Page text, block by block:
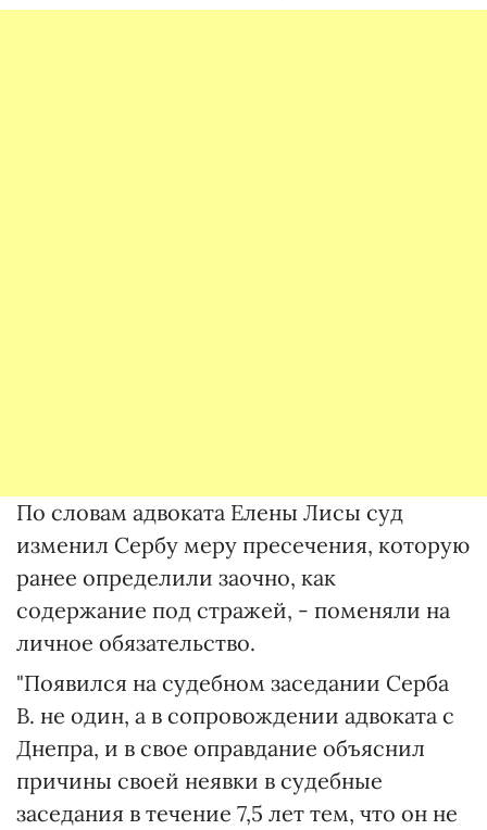
По словам адвоката Елены Лисы суд
изменил Сербу меру пресечения, которую
ранее определили заочно, как
содержание под стражей, - поменяли на
личное обязательство.
"Появился на судебном заседании Серба
В. не один, а в сопровождении адвоката с
Днепра, и в свое оправдание объяснил
причины своей неявки в судебные
заседания в течение 7,5 лет тем, что он не